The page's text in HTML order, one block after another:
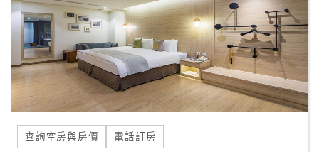
旅
伴
計
劃
商
品
宣查詢空房與房價 電話訂房